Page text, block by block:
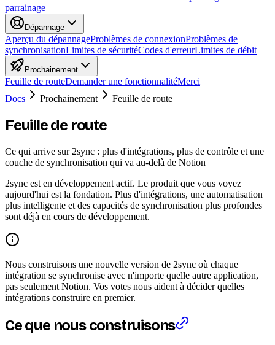
parrainage
Dépannage
Aperçu du dépannageProblèmes de connexionProblèmes de
synchronisationLimites de sécuritéCodes d'erreurLimites de débit
Prochainement
Feuille de routeDemander une fonctionnalitéMerci
Docs
Prochainement Feuille de route
Feuille de route
Ce qui arrive sur 2sync : plus d'intégrations, plus de contrôle et une
couche de synchronisation qui va au-delà de Notion
2sync est en développement actif. Le produit que vous voyez
aujourd'hui est la fondation. Plus d'intégrations, une automatisation
plus intelligente et des capacités de synchronisation plus profondes
sont déjà en cours de développement.
Nous construisons une nouvelle version de 2sync où chaque
intégration se synchronise avec n'importe quelle autre application,
pas seulement Notion. Vos votes nous aident à décider quelles
intégrations construire en premier.
Ce que nous construisons